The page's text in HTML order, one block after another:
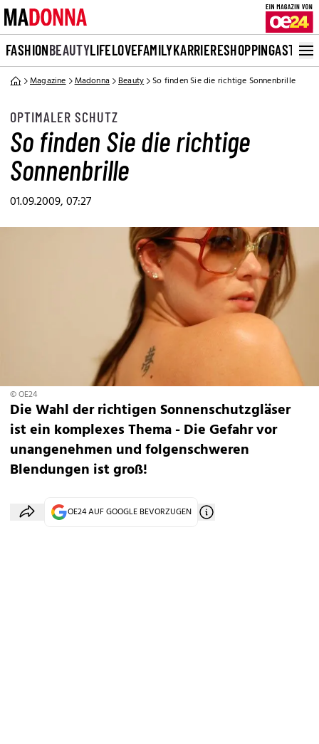
FASHIONBEAUTYLIFELOVEFAMILYKARRIERESHOPPINGASTRO
Magazine Madonna Beauty So finden Sie die richtige Sonnenbrille
OPTIMALER SCHUTZ
So finden Sie die richtige
Sonnenbrille
01.09.2009, 07:27
© OE24
Die Wahl der richtigen Sonnenschutzgläser
ist ein komplexes Thema - Die Gefahr vor
unangenehmen und folgenschweren
Blendungen ist groß!
OE24 AUF GOOGLE BEVORZUGEN